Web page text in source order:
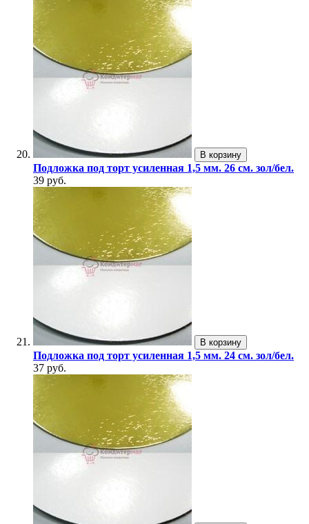
В корзину
Подложка под торт усиленная 1,5 мм. 26 см. зол/бел.
39 руб.
В корзину
Подложка под торт усиленная 1,5 мм. 24 см. зол/бел.
37 руб.